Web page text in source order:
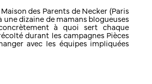
des Parents de Necker (Paris
une dizaine de mamans blogueuses
à quoi sert chaque
durant les campagnes Pièces
avec les équipes impliquées